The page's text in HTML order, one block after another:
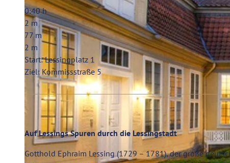
0:40 h
2 m
77 m
2 m
Start: Lessingplatz 1
Ziel: Kommissstraße 5
Auf Lessings Spuren durch die Lessingstadt
Gotthold Ephraim Lessing (1729 – 1781), der große